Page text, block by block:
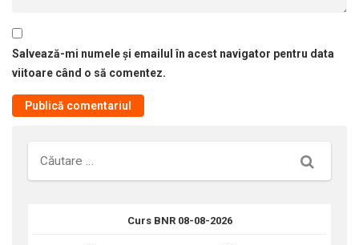
Salvează-mi numele și emailul în acest navigator pentru data
viitoare când o să comentez.
Căutare
Curs BNR 08-08-2026